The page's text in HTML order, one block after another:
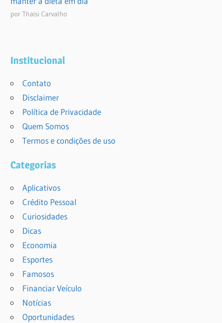
por Thaisi Carvalho
Institucional
Contato
Disclaimer
Política de Privacidade
Quem Somos
Termos e condições de uso
Categorias
Aplicativos
Crédito Pessoal
Curiosidades
Dicas
Economia
Esportes
Famosos
Financiar Veículo
Notícias
Oportunidades